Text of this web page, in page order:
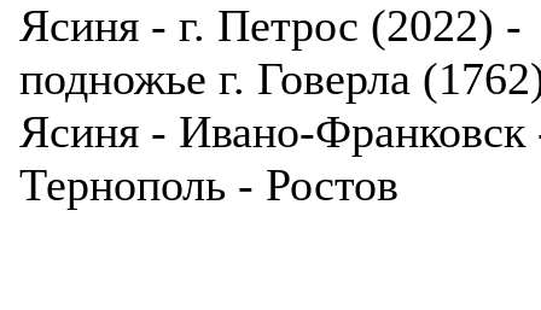
Ясиня - г. Петрос (2022) -
подножье г. Говерла
Ясиня - Ивано-Франковск
Тернополь - Ростов